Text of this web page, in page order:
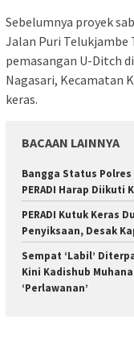
Sebelumnya proyek
Jalan Puri Telukjambe
pemasangan U-Ditch
Nagasari, Kecamatan
keras.
BACAAN LAINNYA
Bangga Status
PERADI Harap Diikuti
PERADI Kutuk Keras
Penyiksaan, Desak
Sempat ‘Labil’
Kini Kadishub
‘Perlawanan’